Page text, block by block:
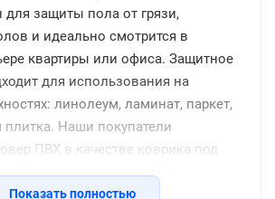
для защиты пола от грязи,
и идеально смотрится в
квартиры или офиса. Защитное
для использования на
линолеум, ламинат, паркет,
плитка. Наши покупатели
ПВХ в качестве коврика под
или коридор, для кухни на
тренажер дома и в спротзале,
Показать полностью